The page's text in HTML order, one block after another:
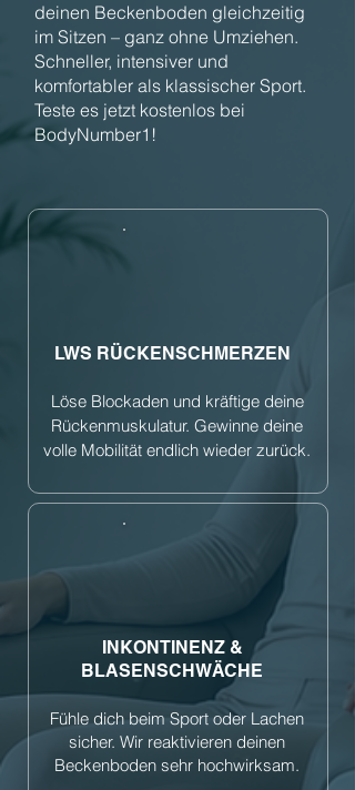
deinen Beckenboden gleichzeitig
im Sitzen – ganz ohne Umziehen.
Schneller, intensiver und
komfortabler als klassischer Sport.
Teste es jetzt kostenlos bei
BodyNumber1!
LWS RÜCKENSCHMERZEN
Löse Blockaden und kräftige deine
Rückenmuskulatur. Gewinne deine
volle Mobilität endlich wieder zurück.
INKONTINENZ &
BLASENSCHWÄCHE
Fühle dich beim Sport oder Lachen
sicher. Wir reaktivieren deinen
Beckenboden sehr hochwirksam.